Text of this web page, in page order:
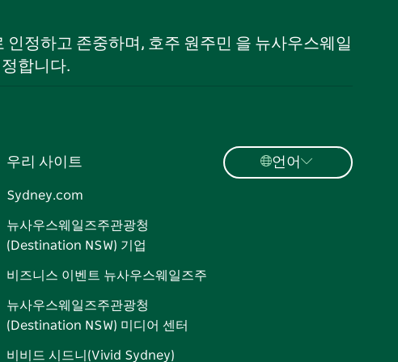
정하고 존중하며, 호주 원주민 을 뉴사우스웨일
합니다.
우리 사이트
Sydney.com
뉴사우스웨일즈주관광청
(Destination NSW) 기업
비즈니스 이벤트 뉴사우스웨일즈주
뉴사우스웨일즈주관광청
(Destination NSW) 미디어 센터
비비드 시드니(Vivid Sydney)
언어